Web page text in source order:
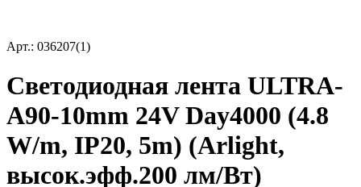
Арт.: 036207(1)
Светодиодная лента ULTRA-
A90-10mm 24V Day4000 (4.8
W/m, IP20, 5m) (Arlight,
высок.эфф.200 лм/Вт)